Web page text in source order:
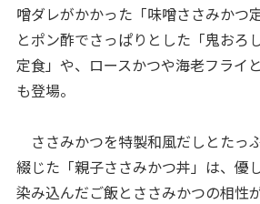
噌ダレがかかった「味噌ささみかつ
とポン酢でさっぱりとした「鬼おろ
定食」や、ロースかつや海老フライ
も登場。
ささみかつを特製和風だしとたっ
綴じた「親子ささみかつ丼」は、優
染み込んだご飯とささみかつの相性